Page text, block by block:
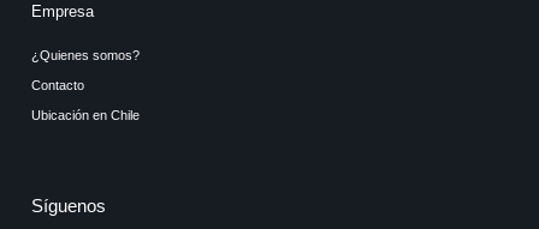
Empresa
¿Quienes somos?
Contacto
Ubicación en Chile
Síguenos